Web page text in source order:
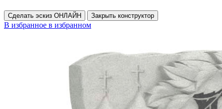
Сделать эскиз ОНЛАЙН Закрыть конструктор
В избранное в избранном